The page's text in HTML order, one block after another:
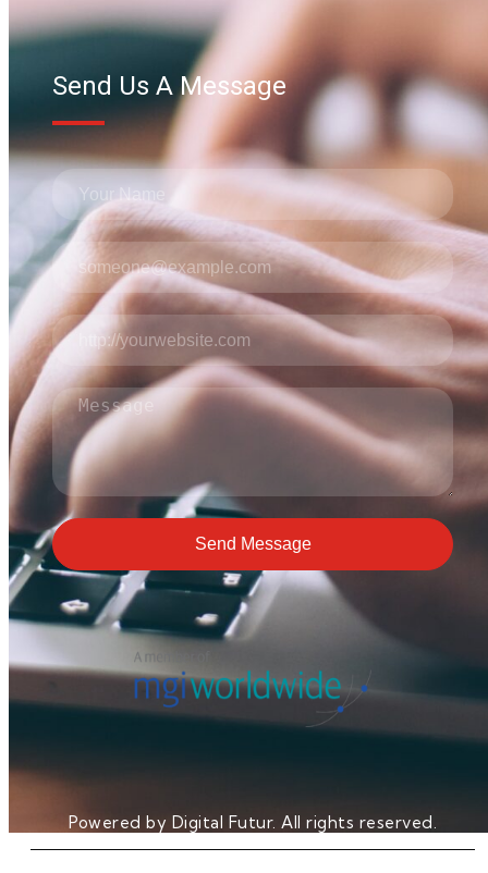
Send Us A Message
Send Message
Powered by Digital Futur. All rights reserved.